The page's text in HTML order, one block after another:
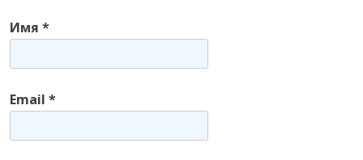
e
Имя *
Email *